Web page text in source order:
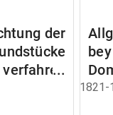
der
1821-